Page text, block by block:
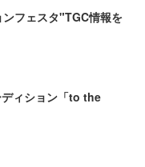
フェスタ"TGC情報を
ィション「to the